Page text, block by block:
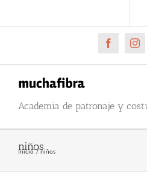
al
Facebook
Academia de patronaje y
niños
Inicio niños